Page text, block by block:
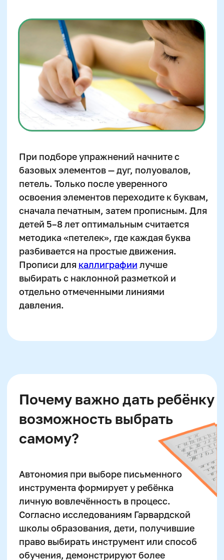
Здесь наш методист
раскрывает главные секреты
отличников и отвечает на
сложные вопросы родителей.
Присоединиться
Только до 10 августа
Двойная выгода этим летом:
−20% на любой абонемент
+ второй курс в подарок*
Подробнее
Оставить заявку
Скорочтение
Ментальная арифметика
Математика
Красивый почерк
Нейрокурс
Отзывы
Лицензия на образование
Реферальная программа
Наши методисты
Материнский капитал
Вакансии
Программы
О школе